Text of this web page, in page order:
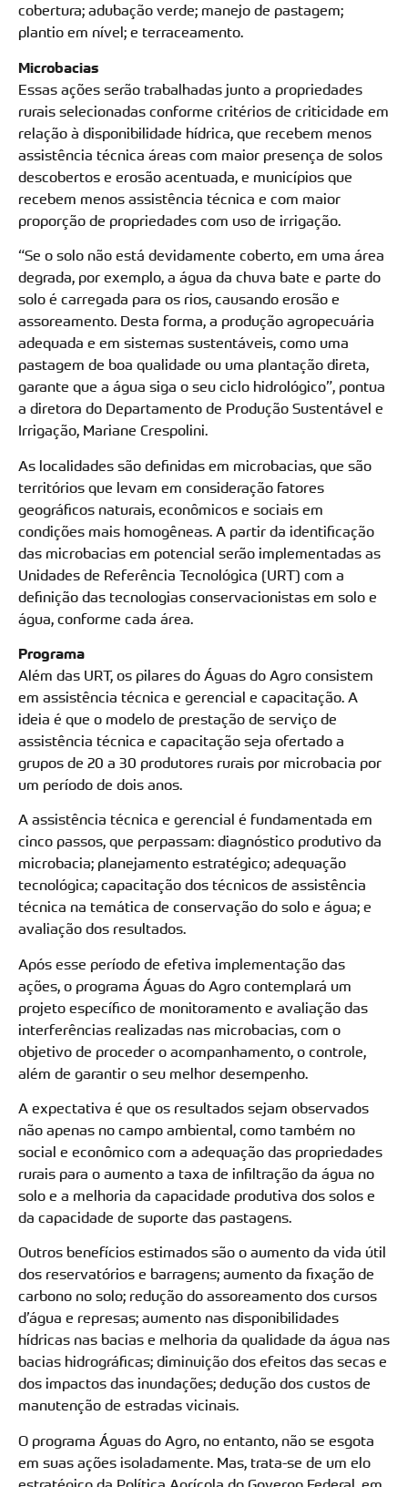
cobertura; adubação verde; manejo de pastagem;
plantio em nível; e terraceamento.
Microbacias
Essas ações serão trabalhadas junto a propriedades
rurais selecionadas conforme critérios de criticidade em
relação à disponibilidade hídrica, que recebem menos
assistência técnica áreas com maior presença de solos
descobertos e erosão acentuada, e municípios que
recebem menos assistência técnica e com maior
proporção de propriedades com uso de irrigação.
“Se o solo não está devidamente coberto, em uma área
degrada, por exemplo, a água da chuva bate e parte do
solo é carregada para os rios, causando erosão e
assoreamento. Desta forma, a produção agropecuária
adequada e em sistemas sustentáveis, como uma
pastagem de boa qualidade ou uma plantação direta,
garante que a água siga o seu ciclo hidrológico”, pontua
a diretora do Departamento de Produção Sustentável e
Irrigação, Mariane Crespolini.
As localidades são definidas em microbacias, que são
territórios que levam em consideração fatores
geográficos naturais, econômicos e sociais em
condições mais homogêneas. A partir da identificação
das microbacias em potencial serão implementadas as
Unidades de Referência Tecnológica (URT) com a
definição das tecnologias conservacionistas em solo e
água, conforme cada área.
Programa
Além das URT, os pilares do Águas do Agro consistem
em assistência técnica e gerencial e capacitação. A
ideia é que o modelo de prestação de serviço de
assistência técnica e capacitação seja ofertado a
grupos de 20 a 30 produtores rurais por microbacia por
um período de dois anos.
A assistência técnica e gerencial é fundamentada em
cinco passos, que perpassam: diagnóstico produtivo da
microbacia; planejamento estratégico; adequação
tecnológica; capacitação dos técnicos de assistência
técnica na temática de conservação do solo e água; e
avaliação dos resultados.
Após esse período de efetiva implementação das
ações, o programa Águas do Agro contemplará um
projeto específico de monitoramento e avaliação das
interferências realizadas nas microbacias, com o
objetivo de proceder o acompanhamento, o controle,
além de garantir o seu melhor desempenho.
A expectativa é que os resultados sejam observados
não apenas no campo ambiental, como também no
social e econômico com a adequação das propriedades
rurais para o aumento a taxa de infiltração da água no
solo e a melhoria da capacidade produtiva dos solos e
da capacidade de suporte das pastagens.
Outros benefícios estimados são o aumento da vida útil
dos reservatórios e barragens; aumento da fixação de
carbono no solo; redução do assoreamento dos cursos
d’água e represas; aumento nas disponibilidades
hídricas nas bacias e melhoria da qualidade da água nas
bacias hidrográficas; diminuição dos efeitos das secas e
dos impactos das inundações; dedução dos custos de
manutenção de estradas vicinais.
O programa Águas do Agro, no entanto, não se esgota
em suas ações isoladamente. Mas, trata-se de um elo